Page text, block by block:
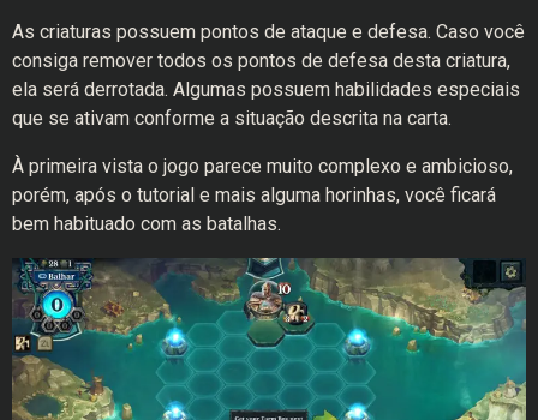
As criaturas possuem pontos de ataque e defesa. Caso você
consiga remover todos os pontos de defesa desta criatura,
ela será derrotada. Algumas possuem habilidades especiais
que se ativam conforme a situação descrita na carta.
À primeira vista o jogo parece muito complexo e ambicioso,
porém, após o tutorial e mais alguma horinhas, você ficará
bem habituado com as batalhas.